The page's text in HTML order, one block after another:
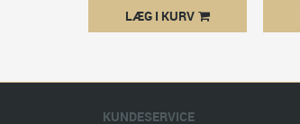
LÆG I KURV
KUNDESERVICE